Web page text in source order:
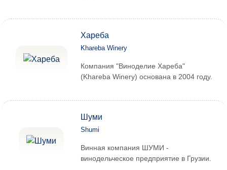
Хареба
Khareba Winery
Компания "Виноделие Хареба"
(Khareba Winery) основана в 2004 году.
Шуми
Shumi
Винная компания ШУМИ -
винодельческое предприятие в Грузии.